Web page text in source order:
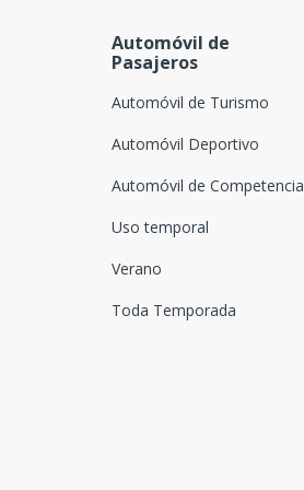
Automóvil de
Pasajeros
Automóvil de Turismo
Automóvil Deportivo
Automóvil de Competencia
Uso temporal
Verano
Toda Temporada